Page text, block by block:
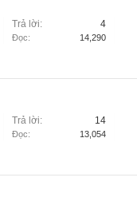
Trả lời: 4
Đọc: 14,290
Trả lời: 14
Đọc: 13,054